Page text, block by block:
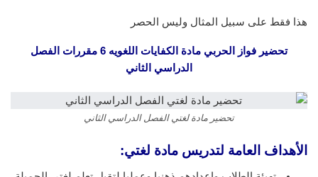
هذا فقط على سبيل المثال وليس الحصر
تحضير فواز الحربي
مادة الكفايات اللغويه 6 مقررات الفصل
الدراسي الثاني
تحضير مادة لغتي الفصل الدراسي الثاني
الأهداف العامة لتدريس مادة لغتي: